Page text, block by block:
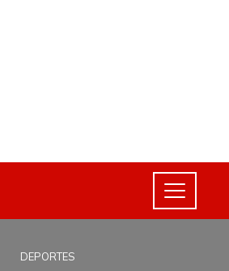
DEPORTES